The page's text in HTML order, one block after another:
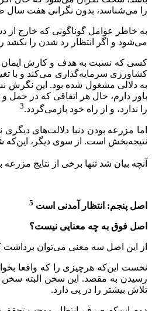
را می‌شناسد، بدون نگرانی هفت سال
به خاطر عوامل گوناگونی که خارج
می‌شود و اگر انتظار رد شدن را بکشد
کسی که نسبت به هدف و کارش ایمان
کشاورزی سرمایه‌گذاری می‌کند و با
به دلالی مشغول شده بود. این نگرش
باور دارم، حال هر اتفاقی که در
را ندارد، و از راه خود باز‌می‌گردد.3
اما مزرعه بودن دنیا دلالت‌های
نتیجه‌بخش است. از سوی دیگر، این‌که
آنچه بیان شد تنها برخی از نتایج
اصل پنجم: انتظار آمدنی است 5
اصل فوق به چه معنایی نیست؟
از این اصل سه معنی می‌توان برداشت
نخست این‌که هرچیزی را که واقعا
رسیدن به مقصد. این سخن البته سخن
تلاش بیشتر را در پی دارد.